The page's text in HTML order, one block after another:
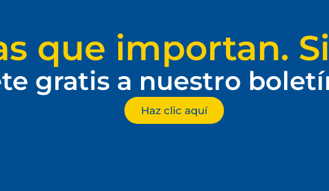
que importan.
gratis a nuestro
Haz clic aquí